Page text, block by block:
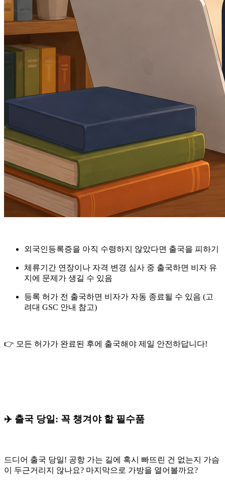
외국인등록증을 아직 수령하지 않았다면 출국을 피하기
체류기간 연장이나 자격 변경 심사 중 출국하면 비자 유
지에 문제가 생길 수 있음
등록 허가 전 출국하면 비자가 자동 종료될 수 있음 (고
려대 GSC 안내 참고)
👉 모든 허가가 완료된 후에 출국해야 제일 안전하답니다!
✈️ 출국 당일: 꼭 챙겨야 할 필수품
드디어 출국 당일! 공항 가는 길에 혹시 빠뜨린 건 없는지 가슴
이 두근거리지 않나요? 마지막으로 가방을 열어볼까요?